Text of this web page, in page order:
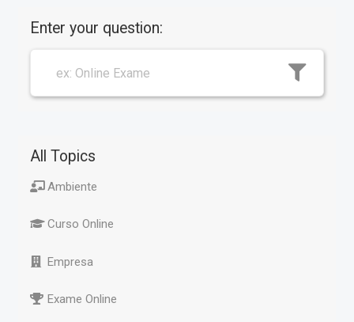
Enter your question:
All Topics
Ambiente
Curso Online
Empresa
Exame Online